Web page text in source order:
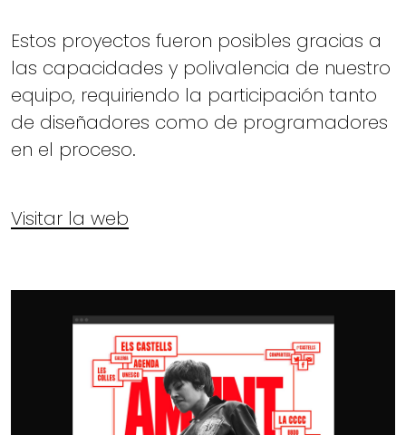
Estos proyectos fueron posibles gracias a
las capacidades y polivalencia de nuestro
equipo, requiriendo la participación tanto
de diseñadores como de programadores
en el proceso.
Visitar la web